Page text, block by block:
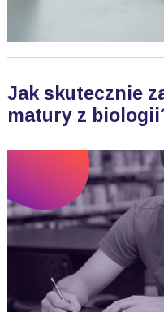
Jak skutecznie
matury z